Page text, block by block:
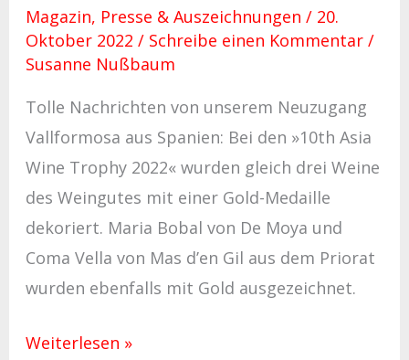
Magazin, Presse & Auszeichnungen / 20.
Oktober 2022 / Schreibe einen Kommentar /
Susanne Nußbaum
Tolle Nachrichten von unserem Neuzugang
Vallformosa aus Spanien: Bei den »10th Asia
Wine Trophy 2022« wurden gleich drei Weine
des Weingutes mit einer Gold-Medaille
dekoriert. Maria Bobal von De Moya und
Coma Vella von Mas d’en Gil aus dem Priorat
wurden ebenfalls mit Gold ausgezeichnet.
Weiterlesen »